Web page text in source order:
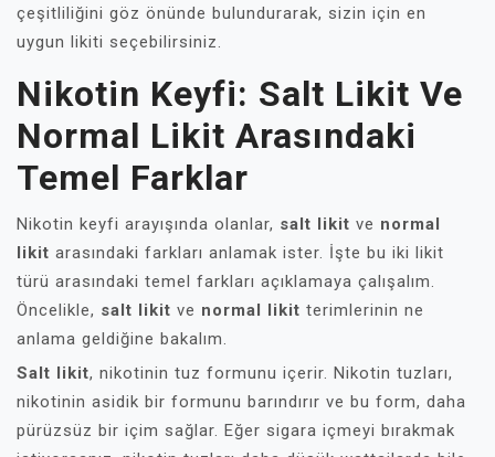
çeşitliliğini göz önünde bulundurarak, sizin için en
uygun likiti seçebilirsiniz.
Nikotin Keyfi: Salt Likit Ve
Normal Likit Arasındaki
Temel Farklar
Nikotin keyfi arayışında olanlar, salt likit ve normal
likit arasındaki farkları anlamak ister. İşte bu iki likit
türü arasındaki temel farkları açıklamaya çalışalım.
Öncelikle, salt likit ve normal likit terimlerinin ne
anlama geldiğine bakalım.
Salt likit, nikotinin tuz formunu içerir. Nikotin tuzları,
nikotinin asidik bir formunu barındırır ve bu form, daha
pürüzsüz bir içim sağlar. Eğer sigara içmeyi bırakmak